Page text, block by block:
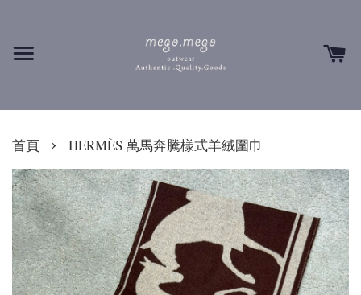
首頁 › HERMÈS 萬馬奔騰樣式羊絨圍巾